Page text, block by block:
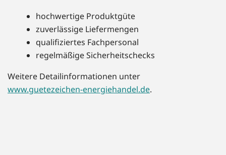
hochwertige Produktgüte
zuverlässige Liefermengen
qualifiziertes Fachpersonal
regelmäßige Sicherheitschecks
Weitere Detailinformationen unter
www.guetezeichen-energiehandel.de.